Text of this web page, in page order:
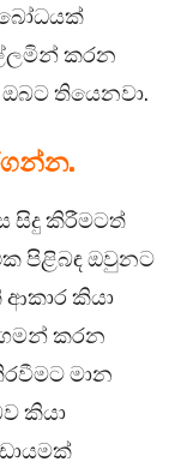
කරන
තියෙනවා.
සිදු කිරීමටත්
පිළිබඳ ඔවුනට
ආකාර කියා
කරන
මාන
කියා